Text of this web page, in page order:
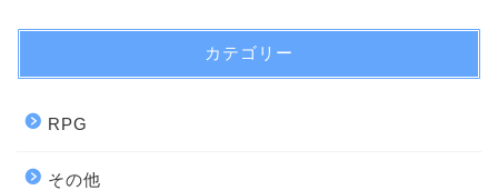
カテゴリー
RPG
その他